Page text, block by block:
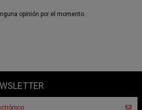
opinión por el momento.